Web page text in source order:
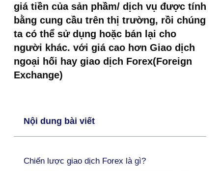
giá tiền của sản phầm/ dịch vụ được tính
bằng cung cầu trên thị trường, rồi chúng
ta có thể sử dụng hoặc bán lại cho
người khác. với giá cao hơn Giao dịch
ngoại hối hay giao dịch Forex(Foreign
Exchange)
Nội dung bài viết
Chiến lược giao dịch Forex là gì?